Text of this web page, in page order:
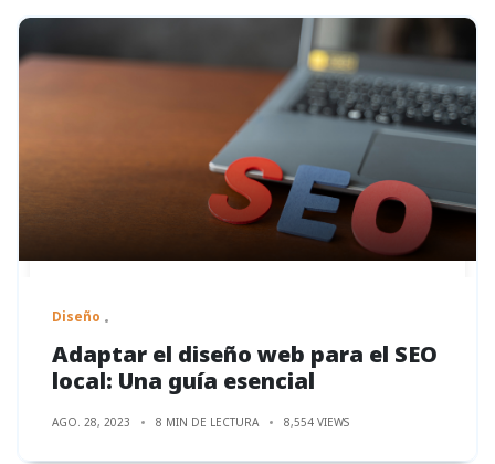
Diseño
Adaptar el diseño web para el SEO
local: Una guía esencial
AGO. 28, 2023 8 MIN DE LECTURA 8,554 VIEWS